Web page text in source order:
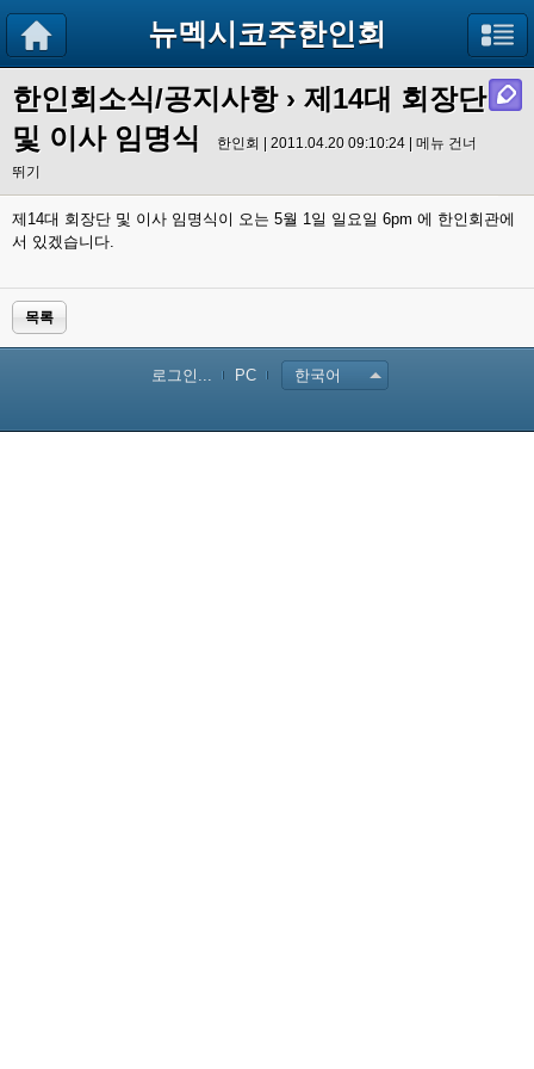
뉴멕시코주한인회
한인회소식/공지사항› 제14대 회장단
및 이사 임명식
한인회 | 2011.04.20 09:10:24 | 메뉴 건너
뛰기
제14대 회장단 및 이사 임명식이 오는 5월 1일 일요일 6pm 에 한인회관에
서 있겠습니다.
목록
로그인... PC 한국어